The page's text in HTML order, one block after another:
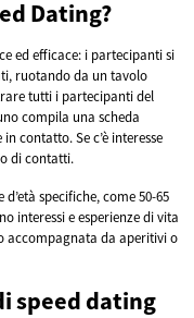
Dating?
ed efficace: i partecipanti si
ruotando da un tavolo
tutti i partecipanti del
compila una scheda
contatto. Se c’è interesse
di contatti.
specifiche, come 50-65
interessi e esperienze di vita
accompagnata da aperitivi o
speed dating